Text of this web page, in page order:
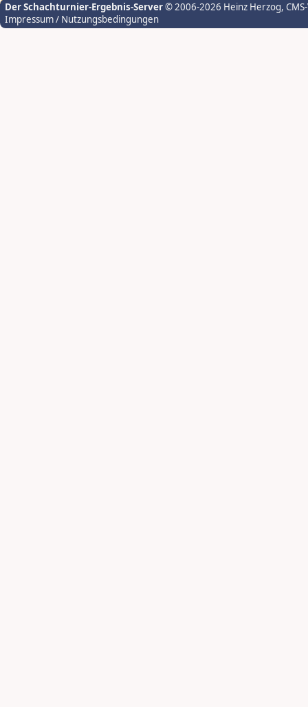
Der Schachturnier-Ergebnis-Server© 2006-2026 Heinz Herzog,
Impressum / Nutzungsbedingungen